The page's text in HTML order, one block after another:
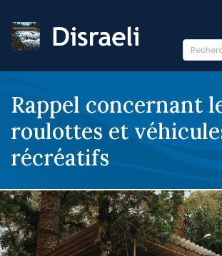
(Municipalité )
Rappel concernant
roulottes et
récréatifs